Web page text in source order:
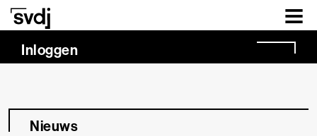
Naar hoofdinhoud
Inloggen
Nieuws